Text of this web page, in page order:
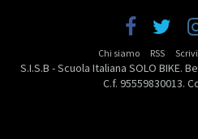
Chi siamo RSS
S.I.S.B - Scuola Italiana SOLO BIKE.
C.f. 95559830013.